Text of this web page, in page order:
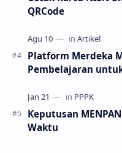
QRCode
Platform Merdeka
Pembelajaran
Keputusan
Waktu